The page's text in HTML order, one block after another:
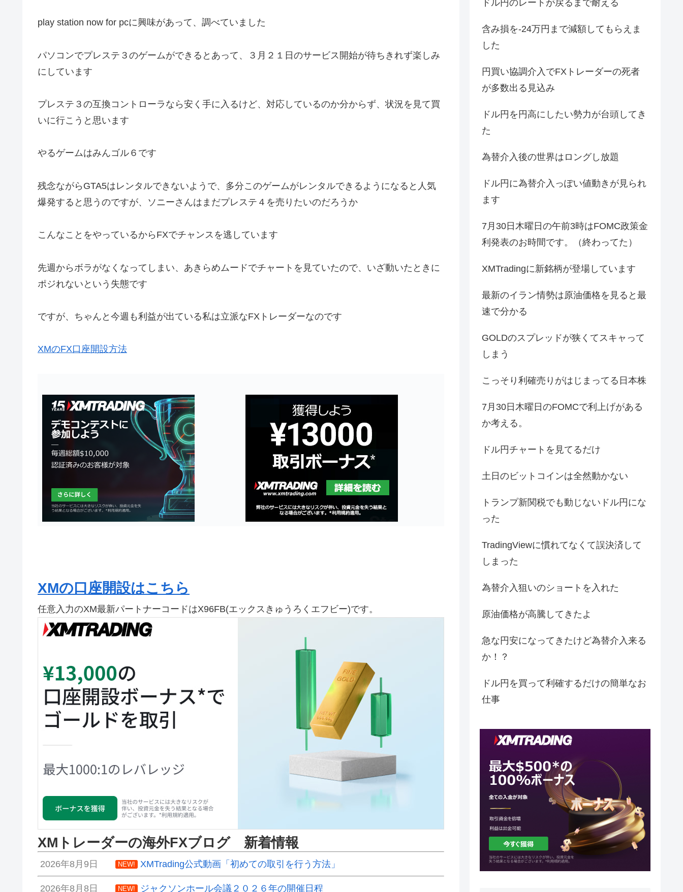
play station now for pcに興味があって、調べていました
パソコンでプレステ３のゲームができるとあって、３月２１日のサービス開始が待ちきれず楽しみ
にしています
プレステ３の互換コントローラなら安く手に入るけど、対応しているのか分からず、状況を見て買
いに行こうと思います
やるゲームはみんゴル６です
残念ながらGTA5はレンタルできないようで、多分このゲームがレンタルできるようになると人気
爆発すると思うのですが、ソニーさんはまだプレステ４を売りたいのだろうか
こんなことをやっているからFXでチャンスを逃しています
先週からボラがなくなってしまい、あきらめムードでチャートを見ていたので、いざ動いたときに
ポジれないという失態です
ですが、ちゃんと今週も利益が出ている私は立派なFXトレーダーなのです
XMのFX口座開設方法
XMの口座開設はこちら
任意入力のXM最新パートナーコードはX96FB(エックスきゅうろくエフビー)です。
XMトレーダーの海外FXブログ 新着情報
2026年8月9日 NEW! XMTrading公式動画「初めての取引を行う方法」
2026年8月8日 NEW! ジャクソンホール会議２０２６年の開催日程
ドル円のレートが戻るまで耐える
含み損を-24万円まで減額してもらえま
した
円買い協調介入でFXトレーダーの死者
が多数出る見込み
ドル円を円高にしたい勢力が台頭してき
た
為替介入後の世界はロングし放題
ドル円に為替介入っぽい値動きが見られ
ます
7月30日木曜日の午前3時はFOMC政策金
利発表のお時間です。（終わってた）
XMTradingに新銘柄が登場しています
最新のイラン情勢は原油価格を見ると最
速で分かる
GOLDのスプレッドが狭くてスキャって
しまう
こっそり利確売りがはじまってる日本株
7月30日木曜日のFOMCで利上げがある
か考える。
ドル円チャートを見てるだけ
土日のビットコインは全然動かない
トランプ新関税でも動じないドル円にな
った
TradingViewに慣れてなくて誤決済して
しまった
為替介入狙いのショートを入れた
原油価格が高騰してきたよ
急な円安になってきたけど為替介入来る
か！？
ドル円を買って利確するだけの簡単なお
仕事